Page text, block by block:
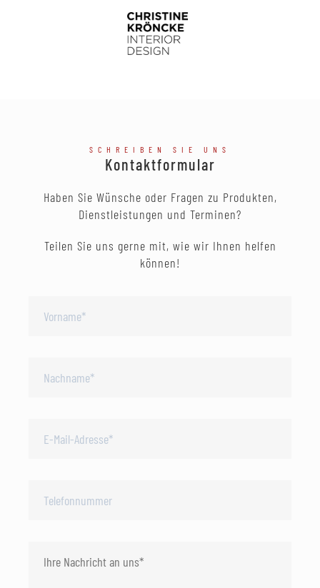
SCHREIBEN SIE UNS
Kontaktformular
Haben Sie Wünsche oder Fragen zu Produkten,
Dienstleistungen und Terminen?
Teilen Sie uns gerne mit, wie wir Ihnen helfen
können!